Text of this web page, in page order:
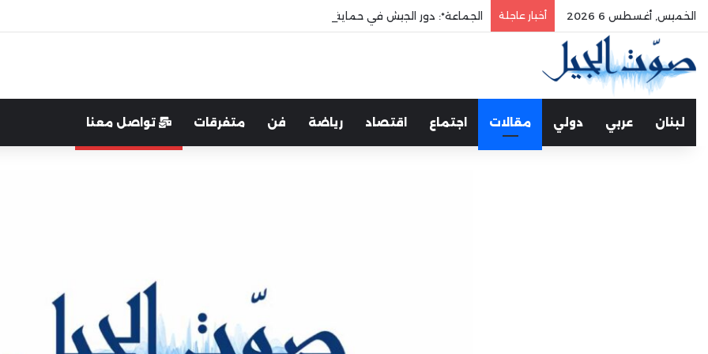
الخميس, أغسطس 6 2026 أخبار عاجلة الجماعة*: دور الجيش في حماية الوطن والدفاع عنه هو الأساس
لبنان عربي دولي مقالات اجتماع اقتصاد رياضة فن متفرقات تواصل معنا